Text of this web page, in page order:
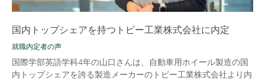
国内トップシェアを持つトピー工業株式会社に内定
就職内定者の声
国際学部英語学科4年の山口さんは、自動車用ホイール製造の国
内トップシェアを誇る製造メーカーのトピー工業株式会社より内